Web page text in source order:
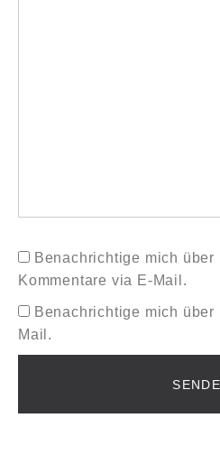
Benachrichtige mich über
Kommentare via E-Mail.
Benachrichtige mich
Mail.